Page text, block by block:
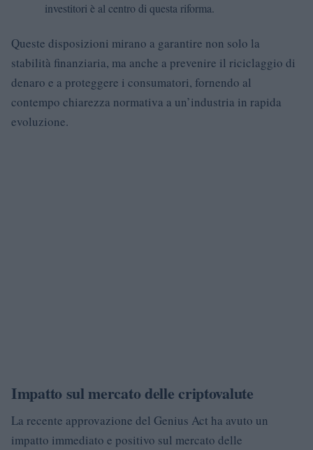
investitori è al centro di questa riforma.
Queste disposizioni mirano a garantire non solo la
stabilità finanziaria, ma anche a prevenire il riciclaggio di
denaro e a proteggere i consumatori, fornendo al
contempo chiarezza normativa a un’industria in rapida
evoluzione.
Impatto sul mercato delle criptovalute
La recente approvazione del Genius Act ha avuto un
impatto immediato e positivo sul mercato delle